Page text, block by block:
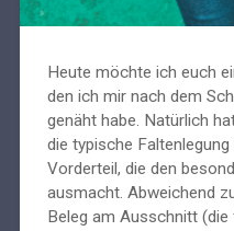
Heute möchte ich euch
den ich mir nach dem
genäht habe. Natürlich
die typische
Vorderteil, die den
ausmacht. Abweichend
Beleg am Ausschnitt (die